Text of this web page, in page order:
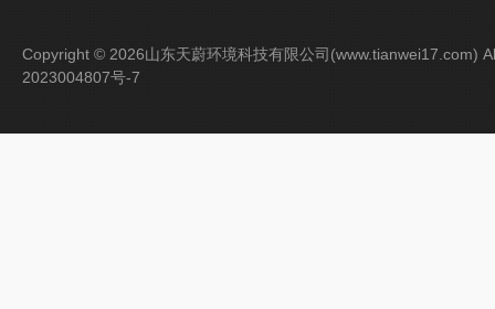
Copyright © 2026山东天蔚环境科技有限公司(www.tianwei17.com)
2023004807号-7